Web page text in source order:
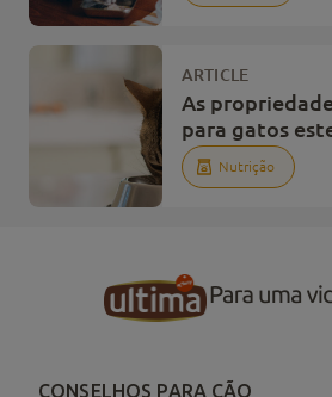
ARTICLE
As
para gatos
Nutrição
CONSELHOS PARA CÃO